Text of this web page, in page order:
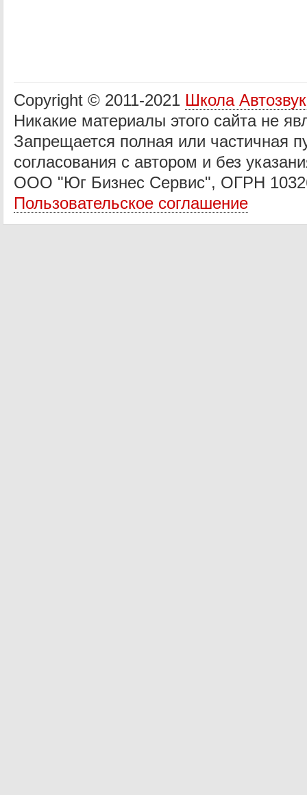
Copyright © 2011-2021 Школа
Никакие материалы этого сайта не
Запрещается полная или частичная
согласования с автором и без
ООО "Юг Бизнес Сервис", ОГРН
Пользовательское соглашение